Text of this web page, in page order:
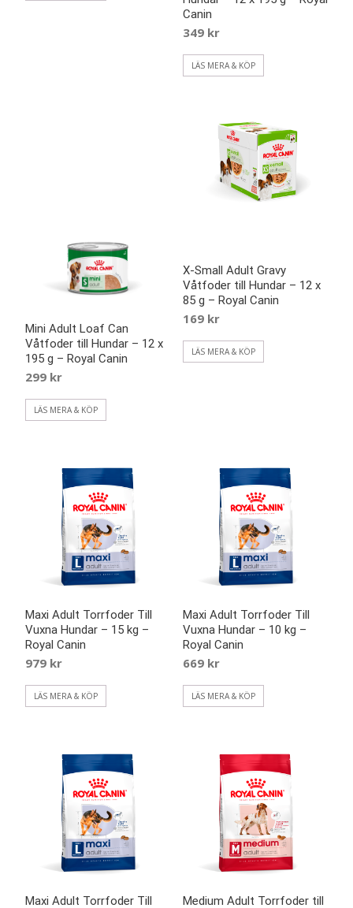
Canin
349 kr
LÄS MERA & KÖP
Mini Adult Loaf Can
Våtfoder till Hundar – 12 x
195 g – Royal Canin
299 kr
LÄS MERA & KÖP
X-Small Adult Gravy
Våtfoder till Hundar – 12 x
85 g – Royal Canin
169 kr
LÄS MERA & KÖP
Maxi Adult Torrfoder Till
Vuxna Hundar – 15 kg –
Royal Canin
979 kr
LÄS MERA & KÖP
Maxi Adult Torrfoder Till
Vuxna Hundar – 10 kg –
Royal Canin
669 kr
LÄS MERA & KÖP
Maxi Adult Torrfoder Till
Medium Adult Torrfoder till